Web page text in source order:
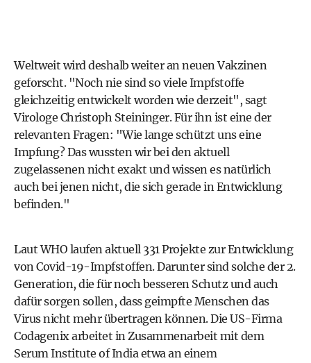
Weltweit wird deshalb weiter an neuen Vakzinen
geforscht. "Noch nie sind so viele Impfstoffe
gleichzeitig entwickelt worden wie derzeit", sagt
Virologe Christoph Steininger. Für ihn ist eine der
relevanten Fragen: "Wie lange schützt uns eine
Impfung? Das wussten wir bei den aktuell
zugelassenen nicht exakt und wissen es natürlich
auch bei jenen nicht, die sich gerade in Entwicklung
befinden."
Laut WHO laufen aktuell 331 Projekte zur Entwicklung
von Covid-19-Impfstoffen. Darunter sind solche der 2.
Generation, die für noch besseren Schutz und auch
dafür sorgen sollen, dass geimpfte Menschen das
Virus nicht mehr übertragen können. Die US-Firma
Codagenix arbeitet in Zusammenarbeit mit dem
Serum Institute of India etwa an einem